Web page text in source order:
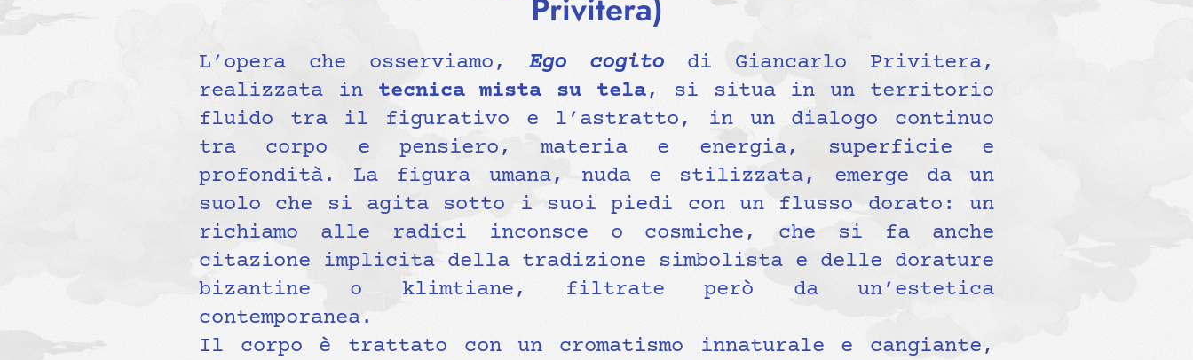
Privitera)
L’opera che osserviamo, Ego cogito di Giancarlo Privitera,
realizzata in tecnica mista su tela, si situa in un territorio
fluido tra il figurativo e l’astratto, in un dialogo continuo
tra corpo e pensiero, materia e energia, superficie e
profondità. La figura umana, nuda e stilizzata, emerge da un
suolo che si agita sotto i suoi piedi con un flusso dorato: un
richiamo alle radici inconsce o cosmiche, che si fa anche
citazione implicita della tradizione simbolista e delle dorature
bizantine o klimtiane, filtrate però da un’estetica
contemporanea.
Il corpo è trattato con un cromatismo innaturale e cangiante,